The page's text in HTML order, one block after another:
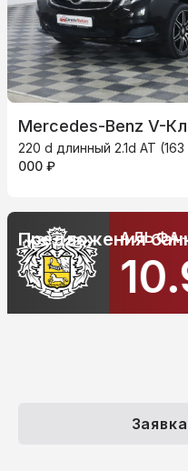
Mercedes-Benz V-
220 d длинный 2.1d AT (163
000 ₽
АЛЬФА-БАНК
10.9 %
Предложения